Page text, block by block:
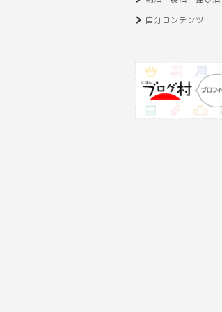
自分コンテンツ